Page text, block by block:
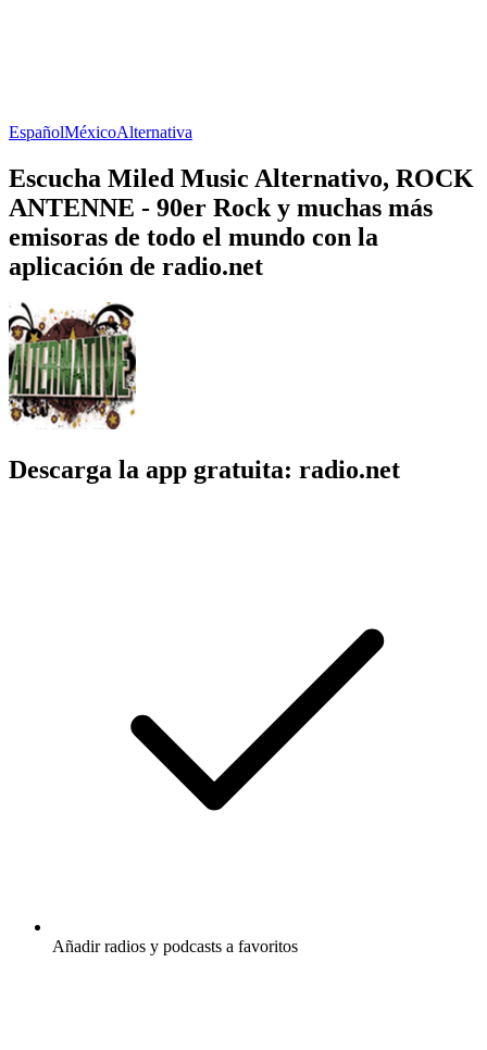
EspañolMéxicoAlternativa
Escucha Miled Music Alternativo, ROCK
ANTENNE - 90er Rock y muchas más
emisoras de todo el mundo con la
aplicación de radio.net
Descarga la app gratuita: radio.net
Añadir radios y podcasts a favoritos